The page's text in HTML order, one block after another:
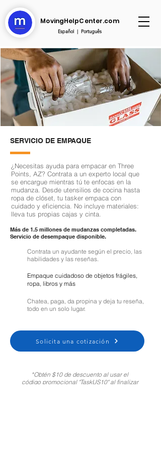
MovingHelpCenter.com
Español| Português
SERVICIO DE EMPAQUE
¿Necesitas ayuda para empacar en Three
Points, AZ? Contrata a un experto local que
se encargue mientras tú te enfocas en la
mudanza. Desde utensilios de cocina hasta
ropa de clóset, tu tasker empaca con
cuidado y eficiencia. No incluye materiales:
lleva tus propias cajas y cinta.
Más de 1.5 millones de mudanzas completadas.
Servicio de desempaque disponible.
Contrata un ayudante según el precio, las
habilidades y las reseñas.
Empaque cuidadoso de objetos frágiles,
ropa, libros y más
Chatea, paga, da propina y deja tu reseña,
todo en un solo lugar.
Solicita una cotización
*Obtén $10 de descuento al usar el
código promocional "TaskUS10" al finalizar